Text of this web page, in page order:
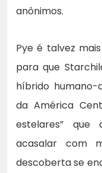
anônimos.
Pye é talvez
para que
híbrido humano-
da América
estelares”
acasalar com
descoberta se